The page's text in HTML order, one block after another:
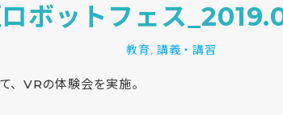
ボットフェス
教育, 講義・講習
、VRの体験会を実施。